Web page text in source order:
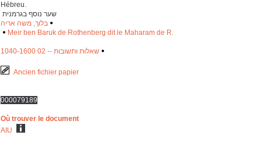
Hébreu.
בלוך, משה אריה
Meir ben Baruk de Rothenberg dit le Maharam de R.
שאלות ותשובות -- 02 1040-1600
Ancien fichier papier
000079189
Où trouver le document
AIU